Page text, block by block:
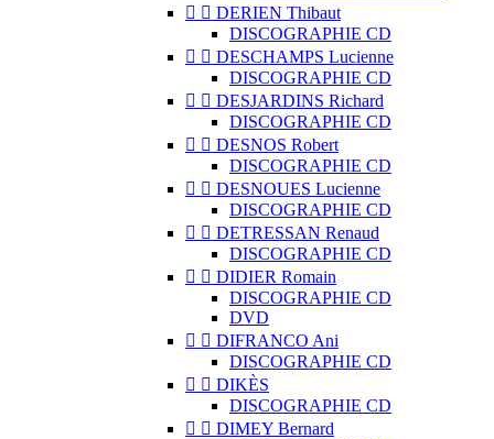
  DERIEN Thibaut
DISCOGRAPHIE CD
  DESCHAMPS Lucienne
DISCOGRAPHIE CD
  DESJARDINS Richard
DISCOGRAPHIE CD
  DESNOS Robert
DISCOGRAPHIE CD
  DESNOUES Lucienne
DISCOGRAPHIE CD
  DETRESSAN Renaud
DISCOGRAPHIE CD
  DIDIER Romain
DISCOGRAPHIE CD
DVD
  DIFRANCO Ani
DISCOGRAPHIE CD
  DIKÈS
DISCOGRAPHIE CD
  DIMEY Bernard